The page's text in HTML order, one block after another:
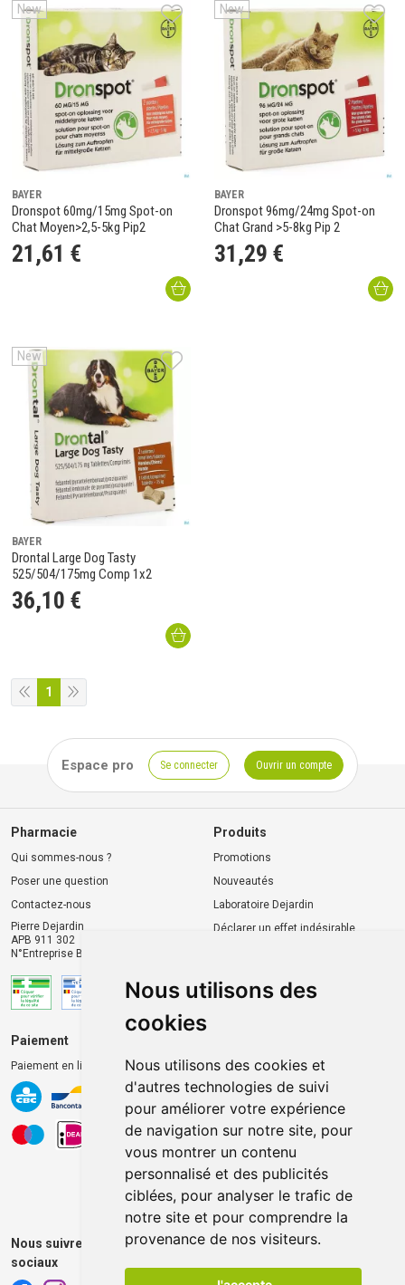
Nous utilisons des
cookies
Nous utilisons des cookies et
d'autres technologies de suivi
pour améliorer votre expérience
de navigation sur notre site, pour
vous montrer un contenu
personnalisé et des publicités
ciblées, pour analyser le trafic de
notre site et pour comprendre la
provenance de nos visiteurs.
New
BAYER
Dronspot 60mg/15mg Spot-on
Chat Moyen>2,5-5kg Pip2
21 ,61 €
New
BAYER
Dronspot 96mg/24mg Spot-on
Chat Grand >5-8kg Pip 2
31 ,29 €
New
BAYER
Drontal Large Dog Tasty
525/504/175mg Comp 1x2
36,10 €
1
Espace pro Se connecter Ouvrir un compte
Pharmacie
Qui sommes-nous ?
Poser une question
Contactez-nous
Pierre Dejardin
APB 911 302
N°Entreprise BE0446.901.764
Produits
Promotions
Nouveautés
Laboratoire Dejardin
Déclarer un effet indésirable
Paiement
Paiement en ligne 100% sécurisé
Livraison chez vous
Livraison dans un Point
d’enlèvement
Retrait dans la pharmacie
Retrait en casiers extérieurs
Nous suivre sur les réseaux
sociaux